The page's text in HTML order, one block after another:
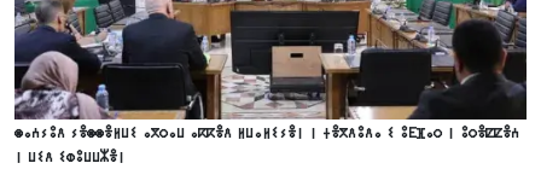
ⵙⴰⵄⵢⵓⴷ ⵢⴻⵙⵙⴻⵍⵡⵉ ⴰⴳⵔⴰⵡ ⴰⴽⴽⴻⴷ ⵍⵡⴰⵍⵉⵢⴻⵏ ⵏ ⵜⴻⴳⴷⵓⴷⴰ ⵉ ⵓⴹⴼⴰⵔ ⵏ ⵓⵔⴻⵇⵇⴻⵄ
ⵏ ⵡⵉⴷ ⵉⵀⵓⵡⵡⵣⴻⵏ